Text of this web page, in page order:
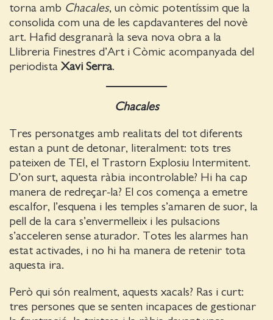
torna amb Chacales, un còmic potentíssim que la
consolida com una de les capdavanteres del novè
art. Hafid desgranarà la seva nova obra a la
Llibreria Finestres d’Art i Còmic acompanyada del
periodista Xavi Serra.
Chacales
Tres personatges amb realitats del tot diferents
estan a punt de detonar, literalment: tots tres
pateixen de TEI, el Trastorn Explosiu Intermitent.
D’on surt, aquesta ràbia incontrolable? Hi ha cap
manera de redreçar-la? El cos comença a emetre
escalfor, l’esquena i les temples s’amaren de suor, la
pell de la cara s’envermelleix i les pulsacions
s’acceleren sense aturador. Totes les alarmes han
estat activades, i no hi ha manera de retenir tota
aquesta ira.
Però qui són realment, aquests xacals? Ras i curt:
tres persones que se senten incapaces de gestionar